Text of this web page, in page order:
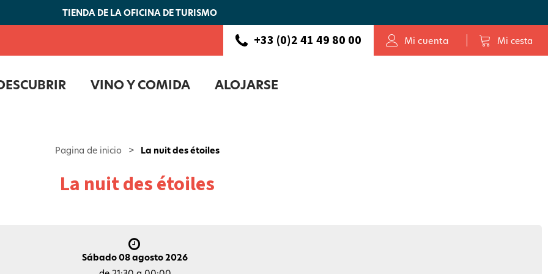
TIENDA DE LA OFICINA DE TURISMO
+33 (0)2 41 49 80 00 Mi cuenta Mi cesta
VINO Y COMIDA ALOJARSE
Pagina de inicio > La nuit des étoiles
La nuit des étoiles
Sábado 08 agosto 2026